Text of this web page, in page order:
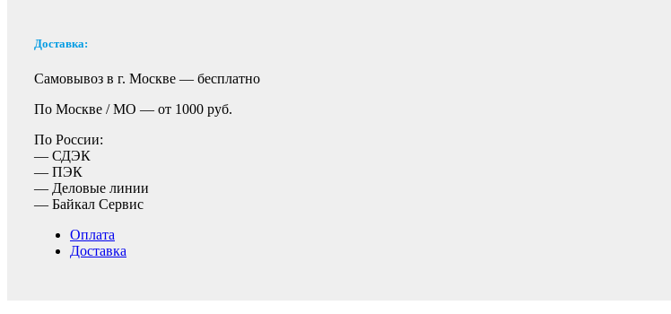
Доставка:
Самовывоз в г. Москве — бесплатно
По Москве / МО — от 1000 руб.
По России:
— СДЭК
— ПЭК
— Деловые линии
— Байкал Сервис
Оплата
Доставка